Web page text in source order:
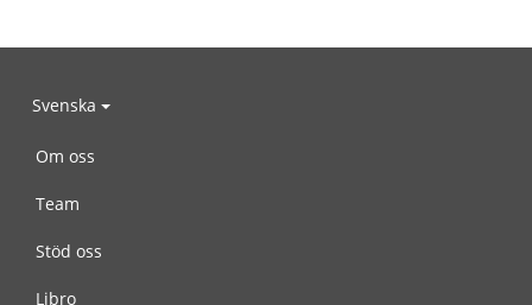
Svenska
Om oss
Team
Stöd oss
Libro